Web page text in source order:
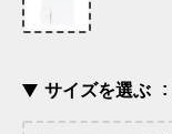
サイズを選ぶ